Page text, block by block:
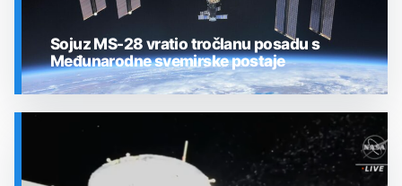
Sojuz MS-28 vratio tročlanu posadu s
Međunarodne svemirske postaje